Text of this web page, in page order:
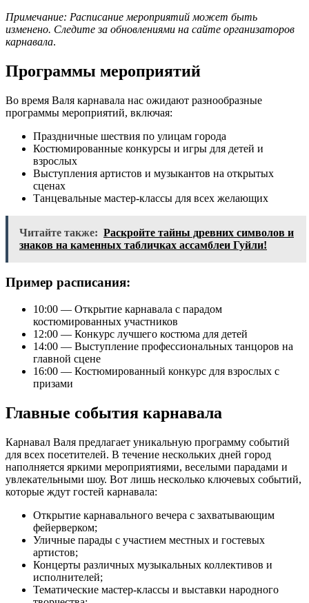
Примечание: Расписание мероприятий может быть
изменено. Следите за обновлениями на сайте организаторов
карнавала.
Программы мероприятий
Во время Валя карнавала нас ожидают разнообразные
программы мероприятий, включая:
Праздничные шествия по улицам города
Костюмированные конкурсы и игры для детей и
взрослых
Выступления артистов и музыкантов на открытых
сценах
Танцевальные мастер-классы для всех желающих
Читайте также: Раскройте тайны древних символов и
знаков на каменных табличках ассамблеи Гуйли!
Пример расписания:
10:00 — Открытие карнавала с парадом
костюмированных участников
12:00 — Конкурс лучшего костюма для детей
14:00 — Выступление профессиональных танцоров на
главной сцене
16:00 — Костюмированный конкурс для взрослых с
призами
Главные события карнавала
Карнавал Валя предлагает уникальную программу событий
для всех посетителей. В течение нескольких дней город
наполняется яркими мероприятиями, веселыми парадами и
увлекательными шоу. Вот лишь несколько ключевых событий,
которые ждут гостей карнавала:
Открытие карнавального вечера с захватывающим
фейерверком;
Уличные парады с участием местных и гостевых
артистов;
Концерты различных музыкальных коллективов и
исполнителей;
Тематические мастер-классы и выставки народного